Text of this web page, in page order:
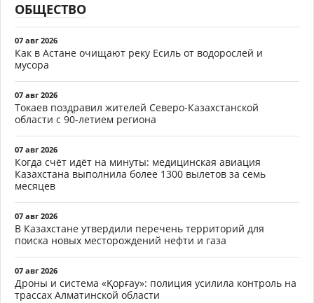
ОБЩЕСТВО
07 авг 2026
Как в Астане очищают реку Есиль от водорослей и
мусора
07 авг 2026
Токаев поздравил жителей Северо-Казахстанской
области с 90-летием региона
07 авг 2026
Когда счёт идёт на минуты: медицинская авиация
Казахстана выполнила более 1300 вылетов за семь
месяцев
07 авг 2026
В Казахстане утвердили перечень территорий для
поиска новых месторождений нефти и газа
07 авг 2026
Дроны и система «Қорғау»: полиция усилила контроль на
трассах Алматинской области